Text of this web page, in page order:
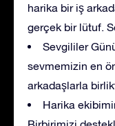
harika bir iş
gerçek bir lütuf.
Sevgililer
sevmemizin en
arkadaşlarla
Harika